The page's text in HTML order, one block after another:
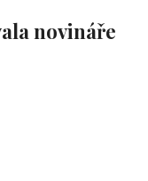
novináře